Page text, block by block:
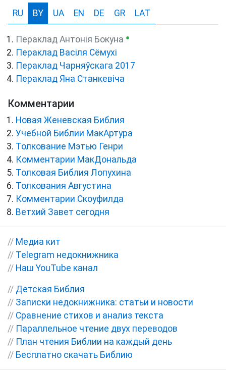
RU BY UA EN DE GR LAT
Пераклад Антонія Бокуна ●
Пераклад Васіля Сёмухі
Пераклад Чарняўскага 2017
Пераклад Яна Станкевіча
Комментарии
Новая Женевская Библия
Учебной Библии МакАртура
Толкование Мэтью Генри
Комментарии МакДональда
Толковая Библия Лопухина
Толкования Августина
Комментарии Скоуфилда
Ветхий Завет сегодня
// Медиа кит
// Telegram недокнижника
// Наш YouTube канал
// Детская Библия
// Записки недокнижника: статьи и новости
// Сравнение стихов и анализ текста
// Параллельное чтение двух переводов
// План чтения Библии на каждый день
// Бесплатно скачать Библию